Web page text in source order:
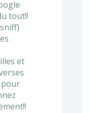
tout!!
et
pour